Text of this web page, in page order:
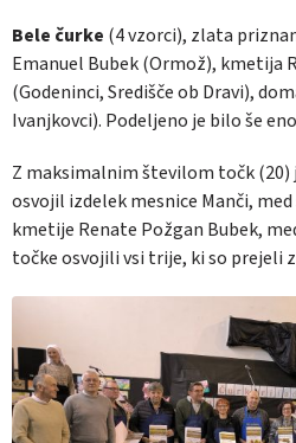
Bele čurke (4 vzorci), zlata
Emanuel Bubek (Ormož), kmetija
(Godeninci, Središče ob Dravi),
Ivanjkovci). Podeljeno je bilo še
Z maksimalnim številom točk (20)
osvojil izdelek mesnice Manči,
kmetije Renate Požgan Bubek,
točke osvojili vsi trije, ki so prejeli